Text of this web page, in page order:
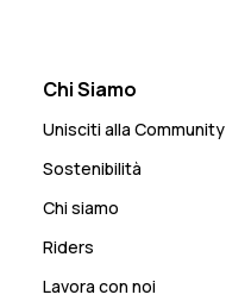
Chi Siamo
Unisciti alla Community
Sostenibilità
Chi siamo
Riders
Lavora con noi